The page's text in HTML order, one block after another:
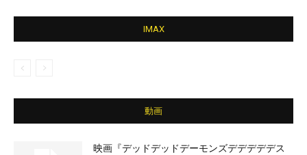
IMAX
動画
映画『デッドデッドデーモンズデデデデデス